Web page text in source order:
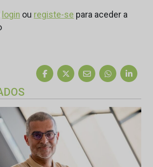
login ou registe-se para aceder a